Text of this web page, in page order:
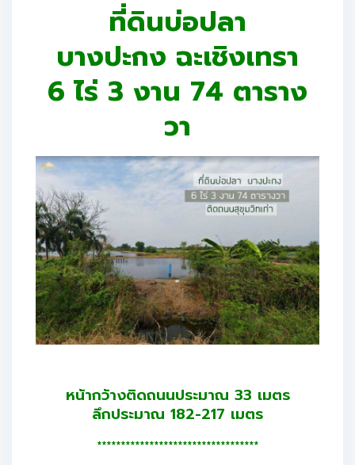
ที่ดินบ่อปลา
บางปะกง ฉะเชิงเทรา
6 ไร่ 3 งาน 74 ตาราง
วา
หน้ากว้างติดถนนประมาณ 33 เมตร
ลึกประมาณ 182-217 เมตร
**********************************